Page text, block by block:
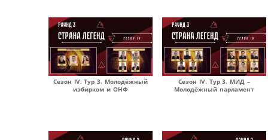
Сезон IV. Тур 3. Молодёжный
избирком и ОНФ
Сезон IV. Тур 3. МИД –
Молодёжный парламент